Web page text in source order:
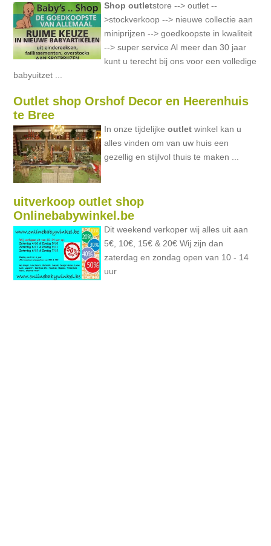
Shop outletstore --> outlet --
>stockverkoop --> nieuwe collectie aan
miniprijzen --> goedkoopste in kwaliteit
--> super service Al meer dan 30 jaar
kunt u terecht bij ons voor een volledige
babyuitzet ...
Outlet shop Orshof Decor en Heerenhuis
te Bree
In onze tijdelijkeoutlet winkel kan u
alles vinden om van uw huis een
gezellig en stijlvol thuis te maken ...
uitverkoop outlet shop
Onlinebabywinkel.be
Dit weekend verkoper wij alles uit aan
5€, 10€, 15€ & 20€ Wij zijn dan
zaterdag en zondag open van 10 - 14
uur